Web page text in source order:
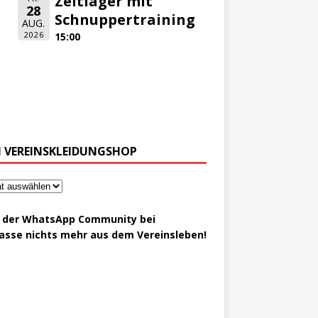
28
AUG.
2026
Schnuppertraining
15:00
WhatsApp Community bei
nichts mehr aus dem Vereinsleben!